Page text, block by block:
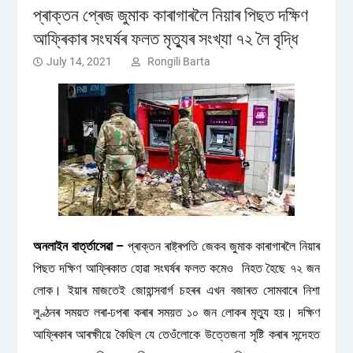
প্ৰাক্তন প্ৰেজ জুমাক কাৰাগাৰলৈ নিয়াৰ পিছত দক্ষিণ
আফ্ৰিকাৰ সংঘৰ্ষৰ ফলত মৃত্যুৰ সংখ্যা ৭২ লৈ বৃদ্ধি
July 14, 2021 Rongili Barta
অনলাইন বাৰ্ত্তাসেৱা – প্ৰাক্তন ৰাষ্ট্ৰপতি জেকব জুমাক কাৰাগাৰলৈ নিয়াৰ
পিছত দক্ষিণ আফ্ৰিকাত হোৱা সংঘৰ্ষৰ ফলত কমেও নিহত হৈছে ৭২ জন
লোক। ইয়াৰ মাজতেই জোহান্সবাৰ্গ চহৰৰ এখন বজাৰত সোমবাৰে নিশা
লুণ্ঠনৰ সময়ত লৰা-ঢপৰা কৰাৰ সময়ত ১০ জন লোকৰ মৃত্যু হয়। দক্ষিণ
আফ্ৰিকাৰ আৰক্ষীয়ে কৈছিল যে তেওঁলোকে উত্তেজনা সৃষ্টি কৰাৰ সন্দেহত